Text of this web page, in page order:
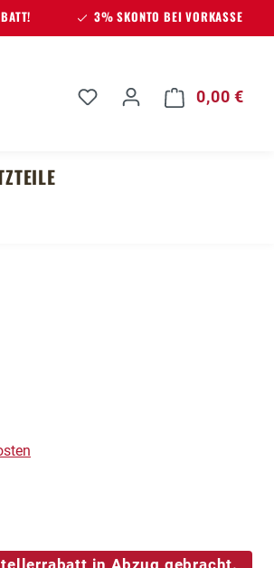
3% SKONTO BEI VORKASSE
Du hast 0 Produkte auf
0,00 €
5 von 5 Sternen